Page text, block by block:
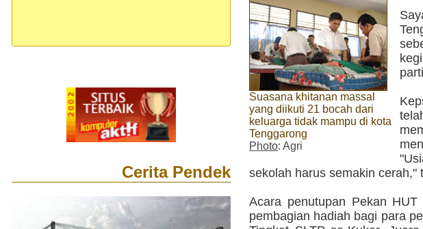
Cerita Pendek
Suasana khitanan massal
yang diikuti 21 bocah dari
keluarga tidak mampu di kota
Tenggarong
Photo: Agri
sekolah harus semakin cerah,"
Acara penutupan Pekan
pembagian hadiah bagi para